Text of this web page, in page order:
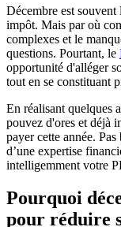
Décembre est
impôt. Mais par où
complexes et le
questions. Pourtant, le
opportunité d'alléger
tout en se constituant
En réalisant quelques
pouvez d'ores et déjà
payer cette année.
d’une expertise
intelligemment votre
Pourquoi
pour réduire